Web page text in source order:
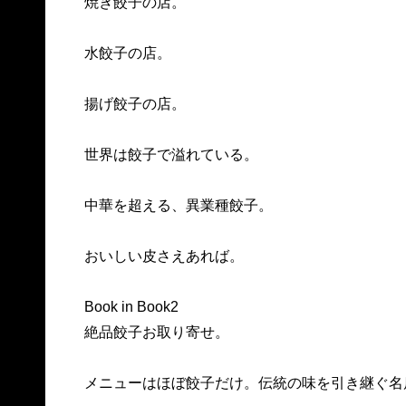
水餃子の店。
揚げ餃子の店。
世界は餃子で溢れている。
中華を超える、異業種餃子。
おいしい皮さえあれば。
Book in Book2
絶品餃子お取り寄せ。
メニューはほぼ餃子だけ。伝統の味を引き継ぐ